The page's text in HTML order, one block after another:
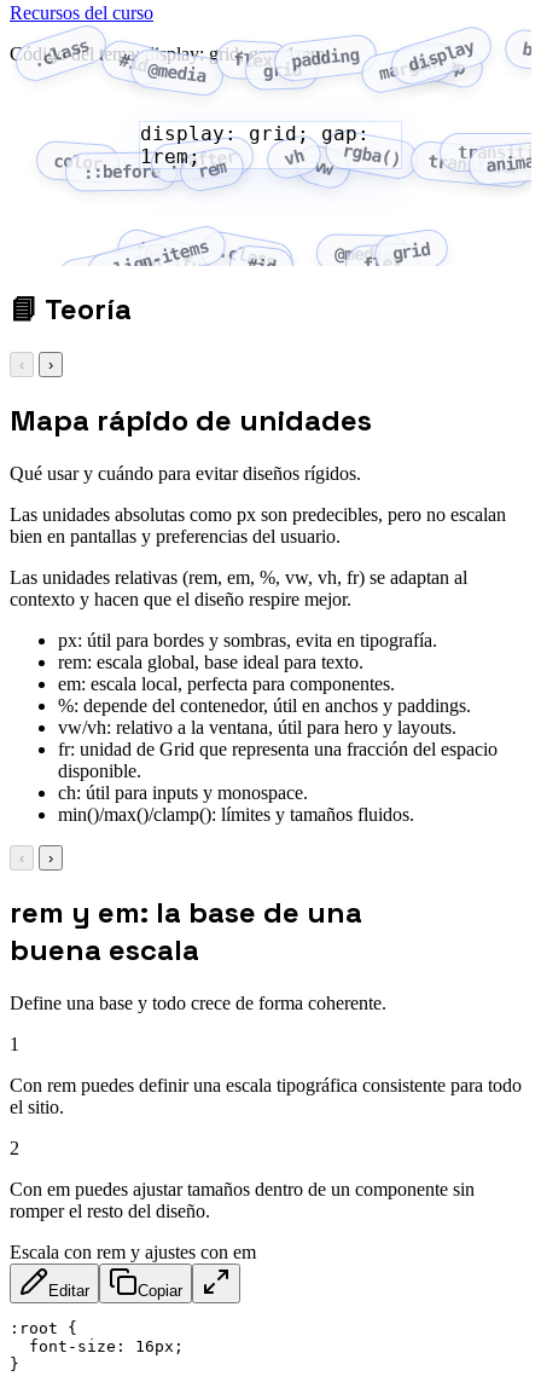
Recursos del curso
Código del tema: display: grid; gap: 1rem;
.class #id@media flexgridpadding margindisplay
gap
color::before ::after
rem vh vw rgba() transform
flex-wrap
align-items
justify-content
.class
#id
@mediaflexgrid
display: grid; gap:
1rem;
📘 Teoría
‹ ›
Mapa rápido de unidades
Qué usar y cuándo para evitar diseños rígidos.
Las unidades absolutas como px son predecibles, pero no escalan
bien en pantallas y preferencias del usuario.
Las unidades relativas (rem, em, %, vw, vh, fr) se adaptan al
contexto y hacen que el diseño respire mejor.
px: útil para bordes y sombras, evita en tipografía.
rem: escala global, base ideal para texto.
em: escala local, perfecta para componentes.
%: depende del contenedor, útil en anchos y paddings.
vw/vh: relativo a la ventana, útil para hero y layouts.
fr: unidad de Grid que representa una fracción del espacio
disponible.
ch: útil para inputs y monospace.
min()/max()/clamp(): límites y tamaños fluidos.
‹ ›
rem y em: la base de una
buena escala
Define una base y todo crece de forma coherente.
1
Con rem puedes definir una escala tipográfica consistente para todo
el sitio.
2
Con em puedes ajustar tamaños dentro de un componente sin
romper el resto del diseño.
Escala con rem y ajustes con em
Editar Copiar
:root
{
font-size : 16px ;
}